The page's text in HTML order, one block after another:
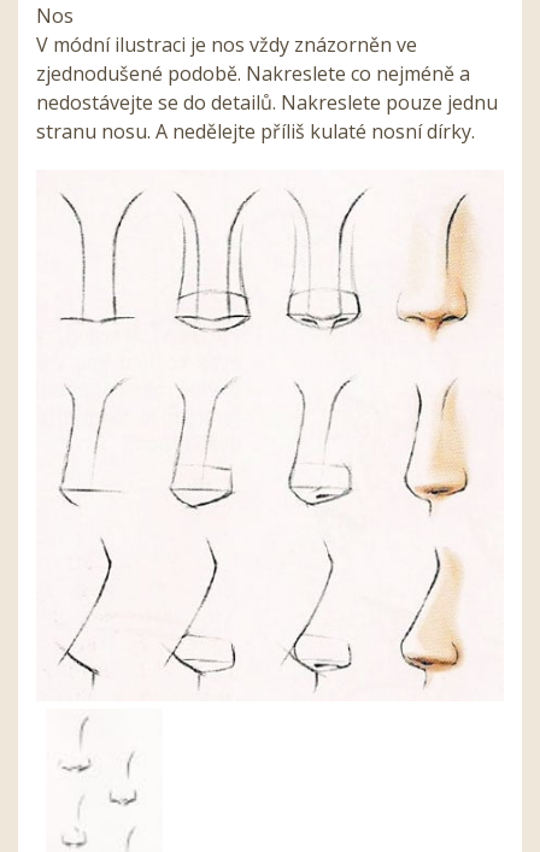
Nos
V módní ilustraci je nos vždy znázorněn ve
zjednodušené podobě. Nakreslete co nejméně a
nedostávejte se do detailů. Nakreslete pouze jednu
stranu nosu. A nedělejte příliš kulaté nosní dírky.